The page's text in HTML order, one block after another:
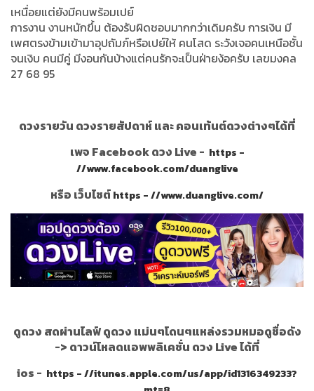
เหนื่อยแต่ยังมีคนพร้อมเปย์
การงาน งานหนักขึ้น ต้องรับผิดชอบมากกว่าเดิมครับ การเงิน มี
เพศตรงข้ามเข้ามาอุปถัมภ์หรือเปย์ให้ คนโสด ระวังเจอคนเหนือชั้น
จนเงิบ คนมีคู่ มีงอนกันบ้างแต่คนรักจะเป็นฝ่ายง้อครับ เลขมงคล
27 68 95
ดวงรายวัน ดวงรายสัปดาห์ และ คอนเท้นต์ดวงต่างๆได้ที่
เพจ Facebook ดวง Live - https -
//www.facebook.com/duanglive
หรือ เว็บไซต์https - //www.duanglive.com/
ดูดวง สดผ่านไลฟ์ ดูดวง แม่นๆโดนๆแหล่งรวมหมอดูชื่อดัง
-> ดาวน์โหลดแอพพลิเคชั่น ดวง Live ได้ที่
ios - https - //itunes.apple.com/us/app/id1316349233?